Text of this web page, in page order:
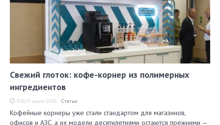
Свежий глоток: кофе-корнер из полимерных
ингредиентов
11:19, 17 июля 2026 Статьи
Кофейные корнеры уже стали стандартом для магазинов,
офисов и АЗС, а их модели десятилетиями остаются прежними —